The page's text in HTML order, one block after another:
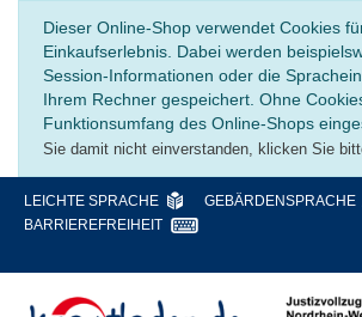
Dieser Online-Shop verwendet Cookies
Einkaufserlebnis. Dabei werden
Session-Informationen oder die
Ihrem Rechner gespeichert. Ohne
Funktionsumfang des Online-Shops
Sie damit nicht einverstanden, klicken Sie
LEICHTE SPRACHE
GEBÄRDENSPRACHE
BARRIEREFREIHEIT